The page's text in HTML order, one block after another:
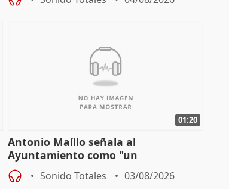
01:20
Antonio Maíllo señala al
Ayuntamiento como "un
especulador más" sobre viviendas de
Jiménez Becerril
Sonido Totales 03/08/2026